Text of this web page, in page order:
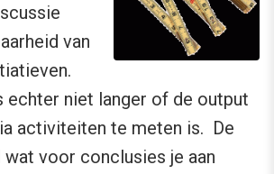
van
echter niet langer of de output
activiteiten te meten is. De
voor conclusies je aan